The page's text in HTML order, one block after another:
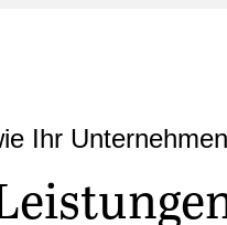
Ihr Unternehmen